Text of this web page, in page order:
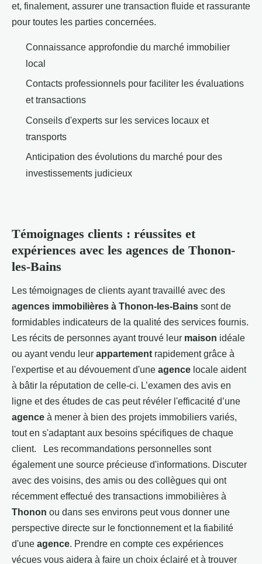
et, finalement, assurer une transaction fluide et rassurante
pour toutes les parties concernées.
Connaissance approfondie du marché immobilier
local
Contacts professionnels pour faciliter les évaluations
et transactions
Conseils d'experts sur les services locaux et
transports
Anticipation des évolutions du marché pour des
investissements judicieux
Témoignages clients : réussites et
expériences avec les agences de Thonon-
les-Bains
Les témoignages de clients ayant travaillé avec des
agences immobilières à Thonon-les-Bains sont de
formidables indicateurs de la qualité des services fournis.
Les récits de personnes ayant trouvé leur maison idéale
ou ayant vendu leur appartement rapidement grâce à
l'expertise et au dévouement d'une agence locale aident
à bâtir la réputation de celle-ci. L’examen des avis en
ligne et des études de cas peut révéler l'efficacité d’une
agence à mener à bien des projets immobiliers variés,
tout en s'adaptant aux besoins spécifiques de chaque
client. Les recommandations personnelles sont
également une source précieuse d'informations. Discuter
avec des voisins, des amis ou des collègues qui ont
récemment effectué des transactions immobilières à
Thonon ou dans ses environs peut vous donner une
perspective directe sur le fonctionnement et la fiabilité
d'une agence. Prendre en compte ces expériences
vécues vous aidera à faire un choix éclairé et à trouver